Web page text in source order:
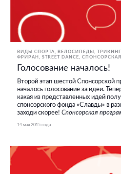
ВИДЫ СПОРТА ВЕЛОСИПЕДЫ
ФРИРАН
STREET DANCE
Голосование началось!
Второй этап шестой Спонсорской
началось голосование за идеи.
какая из представленных идей
спонсорского фонда «Славды» в
заходи скорее! Спонсорская
14 мая 2015 года